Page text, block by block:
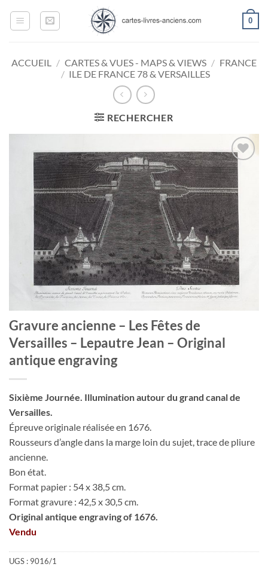
0
ACCUEIL / CARTES & VUES - MAPS & VIEWS / FRANCE
/ ILE DE FRANCE 78 & VERSAILLES
RECHERCHER
Ajouter
à la
wishlist
Gravure ancienne – Les Fêtes de
Versailles – Lepautre Jean – Original
antique engraving
Sixième Journée. Illumination autour du grand canal de
Versailles.
Épreuve originale réalisée en 1676.
Rousseurs d’angle dans la marge loin du sujet, trace de pliure
ancienne.
Bon état.
Format papier : 54 x 38,5 cm.
Format gravure : 42,5 x 30,5 cm.
Original antique engraving of 1676.
Vendu
UGS : 9016/1